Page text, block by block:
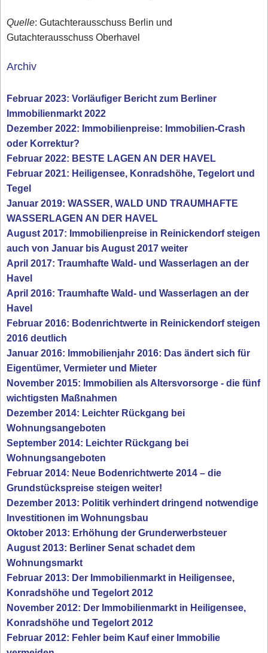
Quelle: Gutachterausschuss Berlin und
Gutachterausschuss Oberhavel
Archiv
Februar 2023: Vorläufiger Bericht zum Berliner
Immobilienmarkt 2022
Dezember 2022: Immobilienpreise: Immobilien-Crash
oder Korrektur?
Februar 2022: BESTE LAGEN AN DER HAVEL
Februar 2021: Heiligensee, Konradshöhe, Tegelort und
Tegel
Januar 2019: WASSER, WALD UND TRAUMHAFTE
WASSERLAGEN AN DER HAVEL
August 2017: Immobilienpreise in Reinickendorf steigen
auch von Januar bis August 2017 weiter
April 2017: Traumhafte Wald- und Wasserlagen an der
Havel
April 2016: Traumhafte Wald- und Wasserlagen an der
Havel
Februar 2016: Bodenrichtwerte in Reinickendorf steigen
2016 deutlich
Januar 2016: Immobilienjahr 2016: Das ändert sich für
Eigentümer, Vermieter und Mieter
November 2015: Immobilien als Altersvorsorge - die fünf
wichtigsten Maßnahmen
Dezember 2014: Leichter Rückgang bei
Wohnungsangeboten
September 2014: Leichter Rückgang bei
Wohnungsangeboten
Februar 2014: Neue Bodenrichtwerte 2014 – die
Grundstückspreise steigen weiter!
Dezember 2013: Politik verhindert dringend notwendige
Investitionen im Wohnungsbau
Oktober 2013: Erhöhung der Grunderwerbsteuer
August 2013: Berliner Senat schadet dem
Wohnungsmarkt
Februar 2013: Der Immobilienmarkt in Heiligensee,
Konradshöhe und Tegelort 2012
November 2012: Der Immobilienmarkt in Heiligensee,
Konradshöhe und Tegelort 2012
Februar 2012: Fehler beim Kauf einer Immobilie